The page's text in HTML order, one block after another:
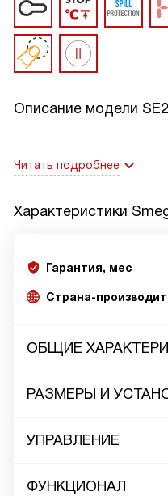
Описание модели
Читать подробнее
Характеристики
Гарантия, мес
Страна-
ОБЩИЕ
РАЗМЕРЫ И
УПРАВЛЕНИЕ
ФУНКЦИОНАЛ